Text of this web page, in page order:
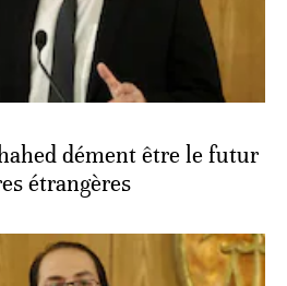
dément être le futur
étrangères